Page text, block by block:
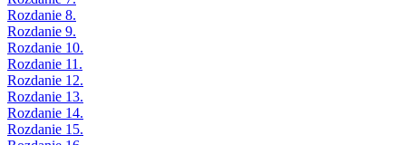
Rozdanie 8.
Rozdanie 9.
Rozdanie 10.
Rozdanie 11.
Rozdanie 12.
Rozdanie 13.
Rozdanie 14.
Rozdanie 15.